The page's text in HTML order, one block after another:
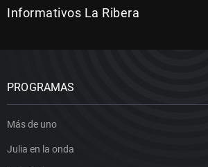
Informativos La Ribera
PROGRAMAS
Más de uno
Julia en la onda